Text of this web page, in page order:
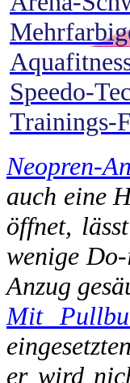
Speedo-
Trainings-
Neopren-
auch eine
öffnet,
wenige
Anzug
Mit
er wird